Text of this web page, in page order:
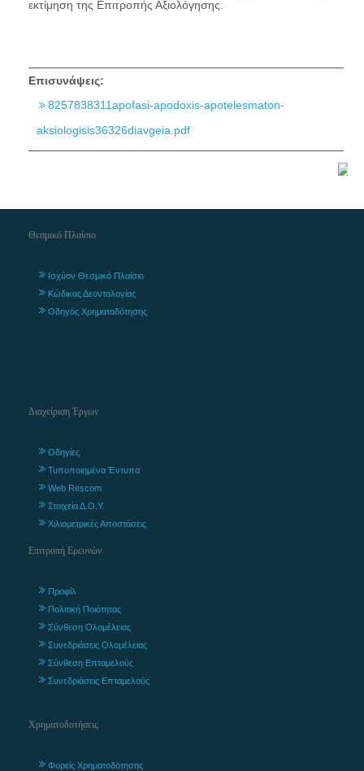
εκτίμηση της Επιτροπής Αξιολόγησης.
Επισυνάψεις:
8257838311apofasi-apodoxis-apotelesmaton-
aksiologisis36326diavgeia.pdf
Θεσμικό Πλαίσιο
Ισχύον Θεσμικό Πλαίσιο
Κώδικας Δεοντολογίας
Οδηγός Χρηματοδότησης
Διαχείριση Έργων
Οδηγίες
Τυποποιημένα Έντυπα
Web Rescom
Στοιχεία Δ.Ο.Υ.
Χιλιομετρικές Αποστάσεις
Επιτροπή Ερευνών
Προφίλ
Πολιτική Ποιότητας
Σύνθεση Ολομέλειας
Συνεδριάσεις Ολομέλειας
Σύνθεση Επταμελούς
Συνεδριάσεις Επταμελούς
Χρηματοδοτήσεις
Φορείς Χρηματοδότησης